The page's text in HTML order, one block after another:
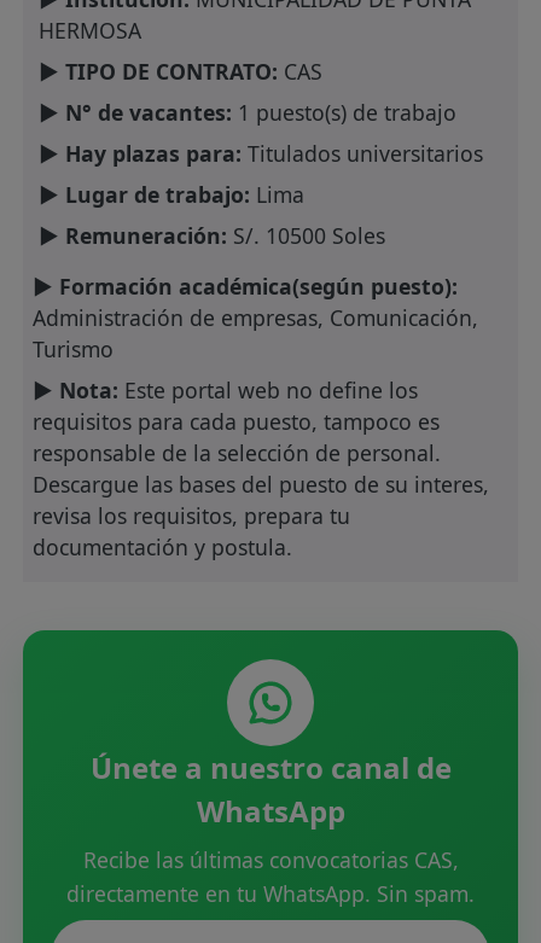
HERMOSA
► TIPO DE CONTRATO: CAS
► N° de vacantes: 1 puesto(s) de trabajo
► Hay plazas para: Titulados universitarios
► Lugar de trabajo: Lima
► Remuneración: S/. 10500 Soles
► Formación académica(según puesto):
Administración de empresas, Comunicación,
Turismo
► Nota: Este portal web no define los
requisitos para cada puesto, tampoco es
responsable de la selección de personal.
Descargue las bases del puesto de su interes,
revisa los requisitos, prepara tu
documentación y postula.
Únete a nuestro canal de
WhatsApp
Recibe las últimas convocatorias CAS,
directamente en tu WhatsApp. Sin spam.